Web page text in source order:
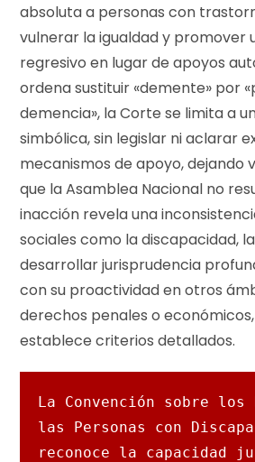
absoluta a personas con
vulnerar la igualdad y promover
regresivo en lugar de apoyos
ordena sustituir «demente» por
demencia», la Corte se limita a
simbólica, sin legislar ni aclarar
mecanismos de apoyo, dejando
que la Asamblea Nacional no
inacción revela una
sociales como la discapacidad,
desarrollar jurisprudencia
con su proactividad en otros
derechos penales o
establece criterios detallados.
La Convención sobre los
las Personas con
reconoce la capacidad